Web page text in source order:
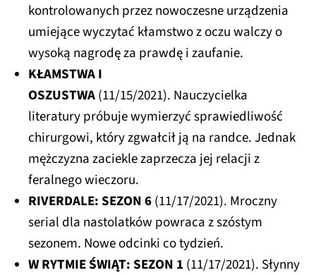
kontrolowanych przez nowoczesne urządzenia
umiejące wyczytać kłamstwo z oczu walczy o
wysoką nagrodę za prawdę i zaufanie.
KŁAMSTWA I
OSZUSTWA(11/15/2021). Nauczycielka
literatury próbuje wymierzyć sprawiedliwość
chirurgowi, który zgwałcił ją na randce. Jednak
mężczyzna zaciekle zaprzecza jej relacji z
feralnego wieczoru.
RIVERDALE: SEZON 6(11/17/2021). Mroczny
serial dla nastolatków powraca z szóstym
sezonem. Nowe odcinki co tydzień.
W RYTMIE ŚWIĄT: SEZON 1 (11/17/2021). Słynny